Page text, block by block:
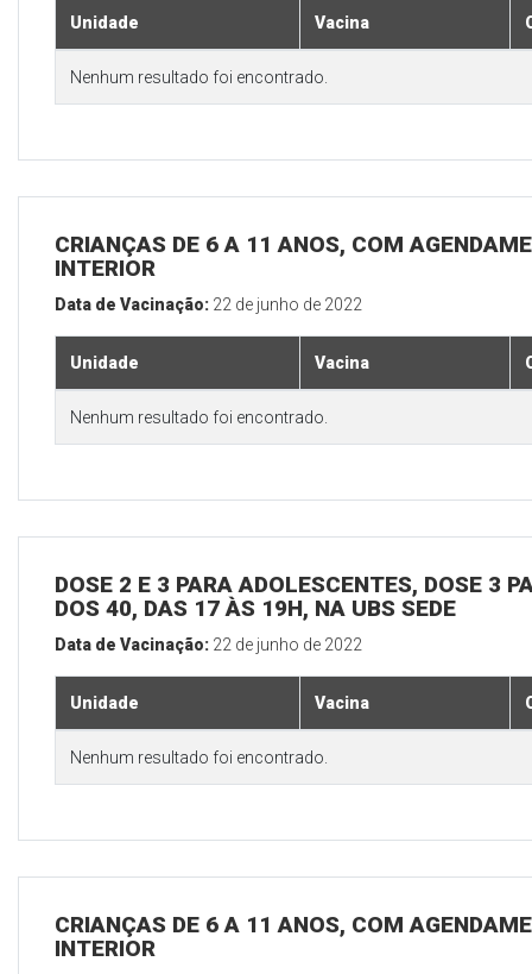
Unidade Vacina
Nenhum resultado foi encontrado.
CRIANÇAS DE 6 A 11 ANOS, COM
INTERIOR
Data de Vacinação: 22 de junho de 2022
Unidade Vacina
Nenhum resultado foi encontrado.
DOSE 2 E 3 PARA ADOLESCENTES, DOSE 3
DOS 40, DAS 17 ÀS 19H, NA UBS SEDE
Data de Vacinação: 22 de junho de 2022
Unidade Vacina
Nenhum resultado foi encontrado.
CRIANÇAS DE 6 A 11 ANOS, COM
INTERIOR